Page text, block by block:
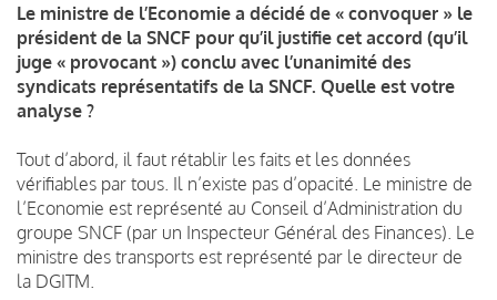
Le ministre de l’Economie a décidé de « convoquer » le
président de la SNCF pour qu’il justifie cet accord (qu’il
juge « provocant ») conclu avec l’unanimité des
syndicats représentatifs de la SNCF. Quelle est votre
analyse ?
Tout d’abord, il faut rétablir les faits et les données
vérifiables par tous. Il n’existe pas d’opacité. Le ministre de
l’Economie est représenté au Conseil d’Administration du
groupe SNCF (par un Inspecteur Général des Finances). Le
ministre des transports est représenté par le directeur de
la DGITM.